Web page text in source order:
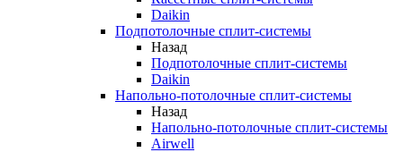
Daikin
Подпотолочные сплит-системы
Назад
Подпотолочные сплит-системы
Daikin
Напольно-потолочные сплит-системы
Назад
Напольно-потолочные сплит-системы
Airwell